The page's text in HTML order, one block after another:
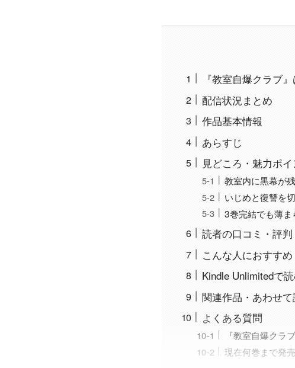
『教室自爆クラブ
配信状況まとめ
作品基本情報
あらすじ
見どころ・魅力ポイ
教室内に黒幕が
いじめと復讐を
3巻完結でも薄
読者の口コミ・評判
こんな人におすすめ
Kindle Unlimitedで
関連作品・あわせ
よくある質問
『教室自爆クラ
現在何巻まで発